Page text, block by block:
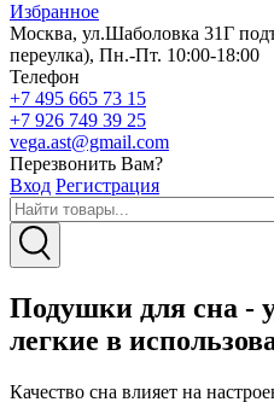
Избранное
Москва, ул.Шаболовка 31Г
переулка), Пн.-Пт. 10:00-18:00
Телефон
+7 495 665 73 15
+7 926 749 39 25
vega.ast@gmail.com
Перезвонить Вам?
Вход Регистрация
Подушки для сна -
легкие в
Качество сна влияет на